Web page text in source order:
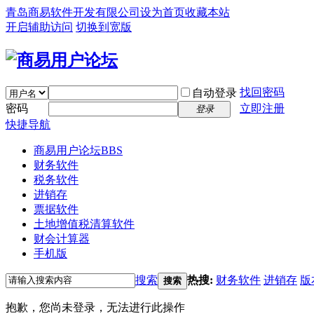
青岛商易软件开发有限公司 设为首页收藏本站
开启辅助访问 切换到宽版
自动登录 找回密码
密码
登录
立即注册
快捷导航
商易用户论坛BBS
财务软件
税务软件
进销存
票据软件
土地增值税清算软件
财会计算器
手机版
搜索 搜索 热搜: 财务软件 进销存 版
抱歉，您尚未登录，无法进行此操作